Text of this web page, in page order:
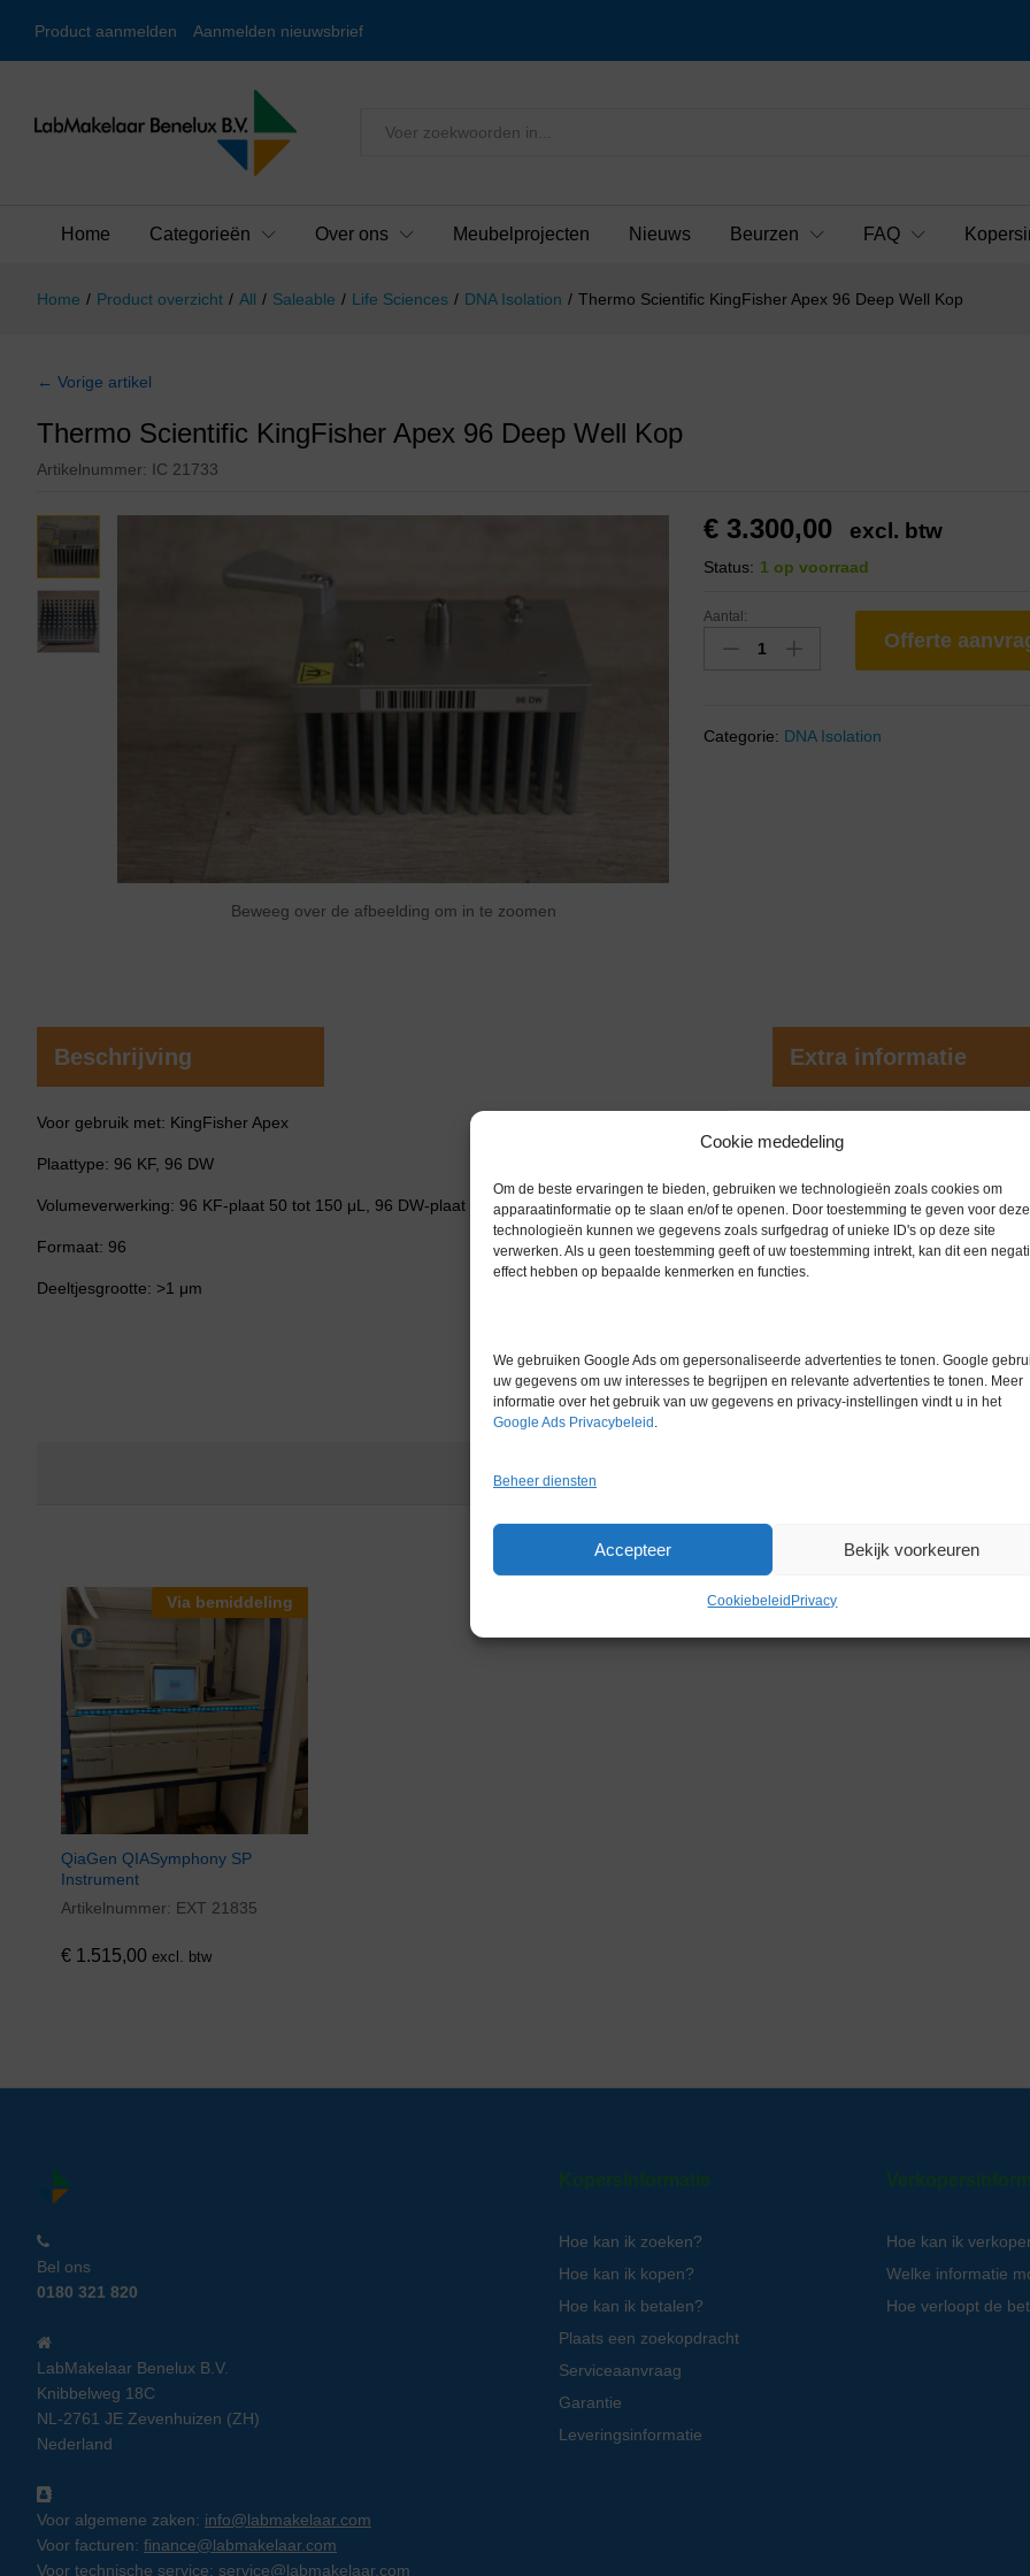
Cookie mededeling
Om de beste ervaringen te bieden, gebruiken we technologieën zoals cookies om
apparaatinformatie op te slaan en/of te openen. Door toestemming te geven voor deze
technologieën kunnen we gegevens zoals surfgedrag of unieke ID's op deze site
verwerken. Als u geen toestemming geeft of uw toestemming intrekt, kan dit een
effect hebben op bepaalde kenmerken en functies.
We gebruiken Google Ads om gepersonaliseerde advertenties te tonen. Google
uw gegevens om uw interesses te begrijpen en relevante advertenties te tonen. Meer
informatie over het gebruik van uw gegevens en privacy-instellingen vindt u in het
Google Ads Privacybeleid
Beheer diensten
Accepteer Bekijk voorkeuren
Cookiebeleid Privacy
Product aanmelden Aanmelden nieuwsbrief
Alles
Home Categorieën Over ons Meubelprojecten Nieuws Beurzen FAQ
Home / Product overzicht / All / Saleable / Life Sciences / DNA Isolation / Thermo Scientific KingFisher Apex 96 Deep Well Kop
← Vorige artikel
Thermo Scientific KingFisher Apex 96 Deep Well Kop
Artikelnummer: IC 21733
Beweeg over de afbeelding om in te zoomen
€ 3.300,00 excl. btw
Status: 1 op voorraad
Aantal:
Offerte
Categorie: DNA Isolation
Beschrijving
Voor gebruik met: KingFisher Apex
Plaattype: 96 KF, 96 DW
Volumeverwerking: 96 KF-plaat 50 tot 150 μL, 96 DW-plaat 50 tot 1000 μL
Formaat: 96
Deeltjesgrootte: >1 μm
Extra informatie
Gewicht
Conditie Nieuw in
Nieuwprijs 5590
Via bemiddeling
QiaGen QIASymphony SP
Instrument
Artikelnummer: EXT 21835
€ 1.515,00 excl. btw
Bel ons
0180 321 820
LabMakelaar Benelux B.V.
Knibbelweg 18C
NL-2761 JE Zevenhuizen (ZH)
Nederland
Voor algemene zaken: info@labmakelaar.com
Voor facturen: finance@labmakelaar.com
Voor technische service: service@labmakelaar.com
Kopersinformatie
Hoe kan ik zoeken?
Hoe kan ik kopen?
Hoe kan ik betalen?
Plaats een zoekopdracht
Serviceaanvraag
Garantie
Leveringsinformatie
Hoe kan ik
Welke informatie
Hoe verloopt de